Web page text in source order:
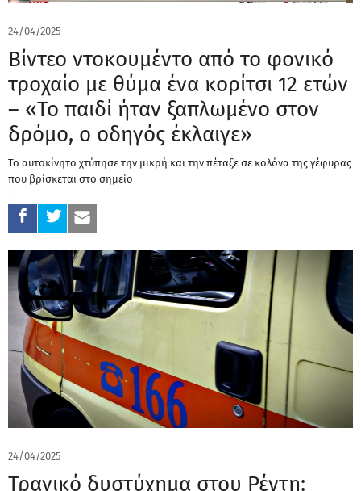
24/04/2025
Βίντεο ντοκουμέντο από το φονικό
τροχαίο με θύμα ένα κορίτσι 12 ετών
– «Το παιδί ήταν ξαπλωμένο στον
δρόμο, ο οδηγός έκλαιγε»
Το αυτοκίνητο χτύπησε την μικρή και την πέταξε σε κολόνα της γέφυρας
που βρίσκεται στο σημείο
24/04/2025
Τραγικό δυστύχημα στου Ρέντη: